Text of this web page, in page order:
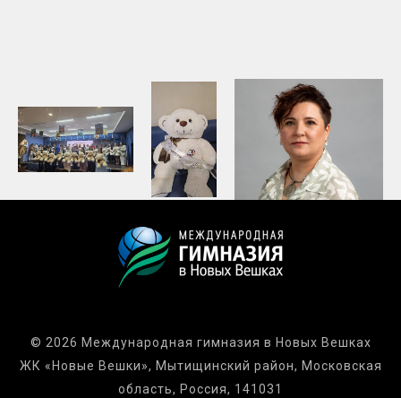
© 2026 Международная гимназия в Новых Вешках
ЖК «Новые Вешки», Мытищинский район, Московская
область, Россия, 141031